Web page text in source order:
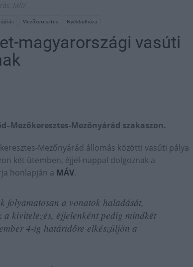
MÁV
Mezőkeresztes Nyékladháza
magyarországi vasúti
Mezőnyárád szakaszon.
Mezőnyárád állomás közötti vasúti pálya
két ütemben, éjjel-nappal dolgoznak a
honlapján a MÁV.
folyamatosan a vonatok haladását,
a kivitelezés, éjjelenként pedig mindkét
4-ig határidőre elkészüljön a